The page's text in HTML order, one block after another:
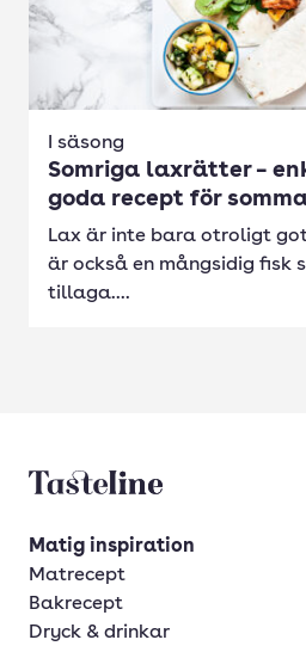
I säsong
Somriga laxrätter –
goda recept för
Lax är inte bara otroligt
är också en mångsidig fisk
tillaga....
Tasteline startsida
Matig inspiration
Matrecept
Bakrecept
Dryck & drinkar